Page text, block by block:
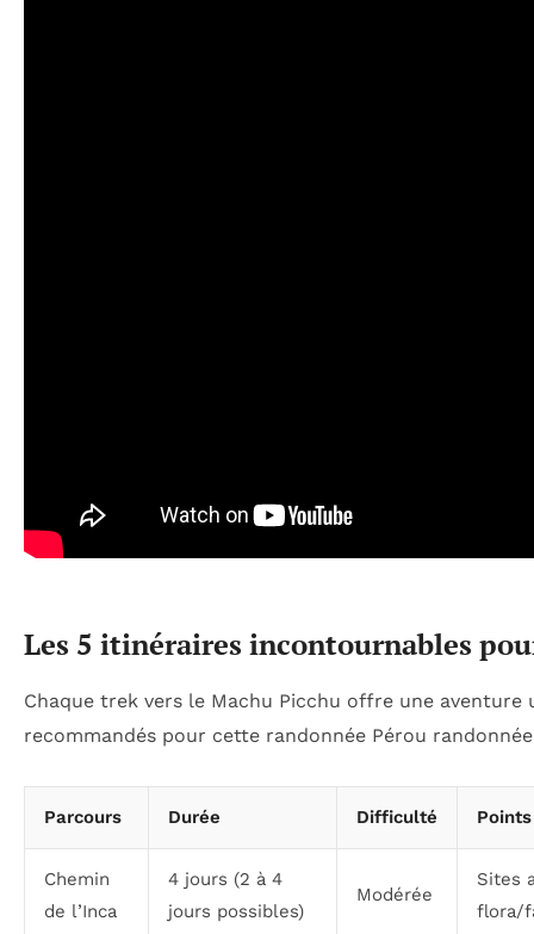
Les 5 itinéraires incontournables
Chaque trek vers le Machu Picchu offre une
recommandés pour cette randonnée Pérou
Parcours Durée Difficulté
Chemin
de l’Inca
4 jours (2 à 4
jours possibles)
Modérée
Sites
flora/